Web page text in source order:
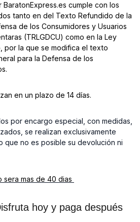
cumple con los
tanto en del Texto Refundido de la
de los Consumidores y Usuarios
(TRLGDCU) como en la Ley
por la que se modifica el texto
para la Defensa de los
en un plazo de 14 días.
por encargo especial, con medidas,
se realizan exclusivamente
que no es posible su devolución ni
sera mas de 40 dias
hoy y paga después